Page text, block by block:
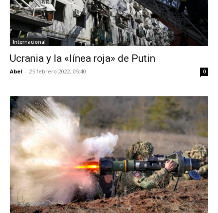
Internacional
Ucrania y la «línea roja» de Putin
Abel - 25 febrero 2022, 05:40 0